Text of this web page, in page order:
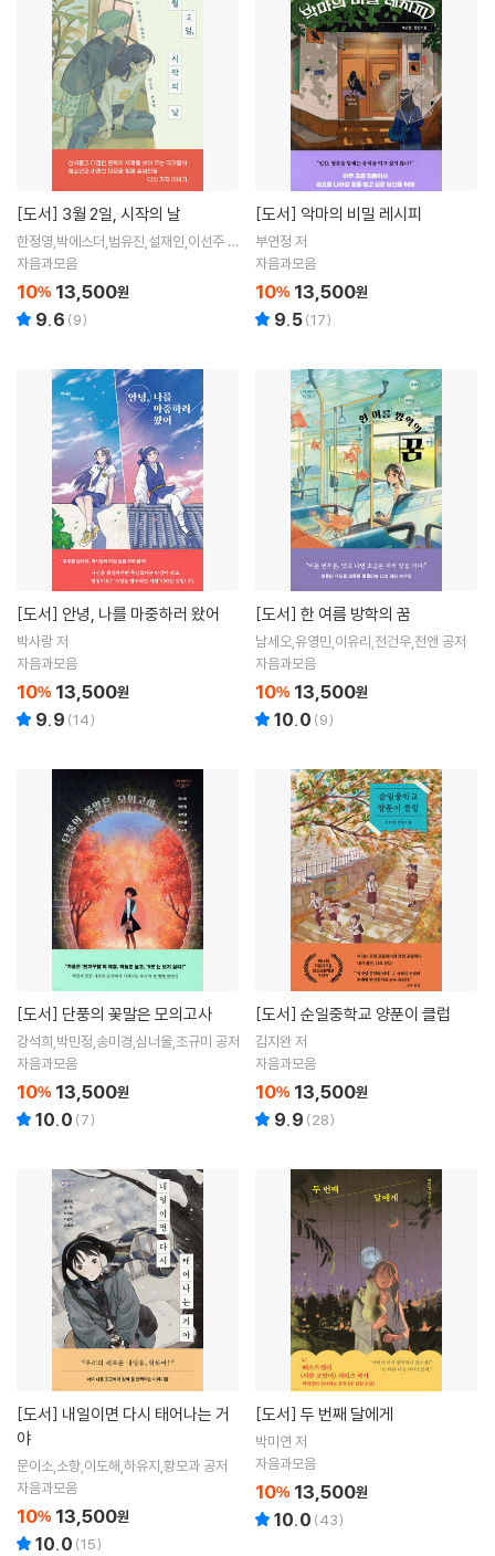
[도서] 3월 2일, 시작의 날
한정영,박에스더,범유진,설재인,이선주 공
저
자음과모음
10% 13,500원
9.6 (9)
[도서] 악마의 비밀 레시피
부연정 저
자음과모음
10% 13,500원
9.5(17)
[도서] 안녕, 나를 마중하러 왔어
박사랑 저
자음과모음
10% 13,500원
9.9 (14)
[도서] 한 여름 방학의 꿈
남세오,유영민,이유리,전건우,전앤 공저
자음과모음
10% 13,500원
10.0 (9)
[도서] 단풍의 꽃말은 모의고사
강석희,박민정,송미경,심너울,조규미 공저
자음과모음
10% 13,500원
10.0 (7)
[도서] 순일중학교 양푼이 클럽
김지완 저
자음과모음
10% 13,500원
9.9 (28)
[도서]
야
문이소,소향,이도해,하유지,황모과 공저
자음과모음
10% 13,500원
10.0 (15)
[도서] 두 번째 달에게
박미연 저
자음과모음
10% 13,500원
10.0 (43)